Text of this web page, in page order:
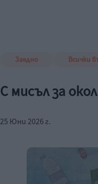
Заедно Всички
С мисъл за
25 Юни 2026 г.